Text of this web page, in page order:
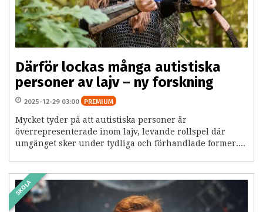
Därför lockas många autistiska
personer av lajv – ny forskning
2025-12-29 03:00 PREMIUM
Mycket tyder på att autistiska personer är
överrepresenterade inom lajv, levande rollspel där
umgänget sker under tydliga och förhandlade former....
SKOLA